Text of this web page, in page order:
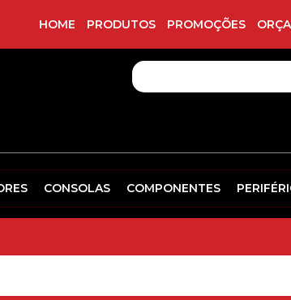
HOME PRODUTOS PROMOÇÕES
CONSOLAS COMPONENTES